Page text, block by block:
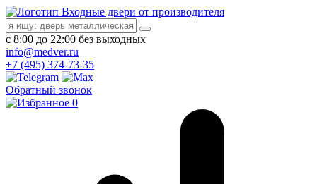
Входные двери от производителя
с 8:00 до 22:00 без выходных
info@medver.ru
+7 (495) 374-73-35
Обратный звонок
0